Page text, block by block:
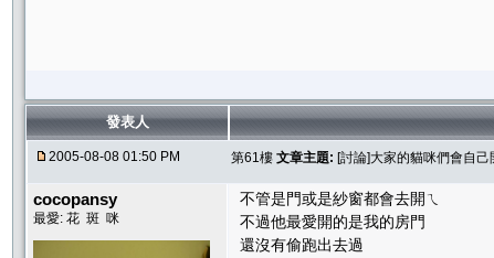
發表人
2005-08-08 01:50 PM 第61樓 文章主題: [討論]大家的貓咪們會自
cocopansy
最愛: 花 斑 咪
不管是門或是紗窗都會去開ㄟ
不過他最愛開的是我的房門
還沒有偷跑出去過